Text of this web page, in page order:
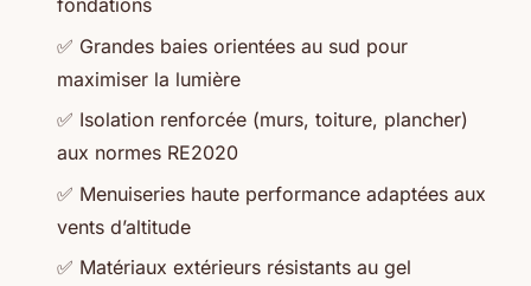
fondations
✅ Grandes baies orientées au sud pour
maximiser la lumière
✅ Isolation renforcée (murs, toiture, plancher)
aux normes RE2020
✅ Menuiseries haute performance adaptées aux
vents d’altitude
✅ Matériaux extérieurs résistants au gel